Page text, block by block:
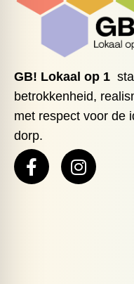
GB! Lokaal op 1
betrokkenheid,
met respect voor de
dorp.
F
a
I
n